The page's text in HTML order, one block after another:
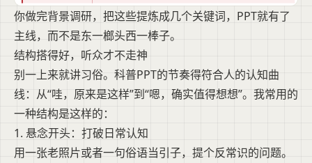
你做完背景调研，把这些提炼成几个关键词，PPT就有了
主线，而不是东一榔头西一棒子。
结构搭得好，听众才不走神
别一上来就讲习俗。科普PPT的节奏得符合人的认知曲
线：从“哇，原来是这样”到“嗯，确实值得想想”。我常用的
一种结构是这样的：
1. 悬念开头：打破日常认知
用一张老照片或者一句俗语当引子，提个反常识的问题。